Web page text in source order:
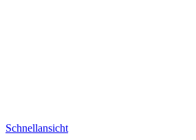
Schnellansicht